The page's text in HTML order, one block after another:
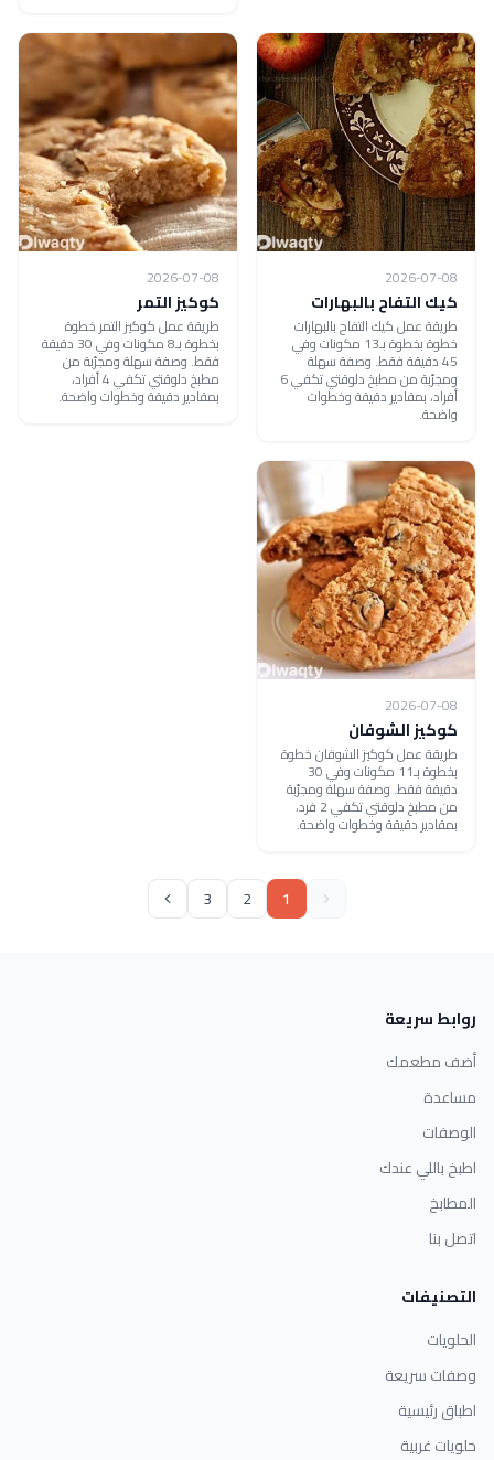
2026-07-08
كيك التفاح بالبهارات
طريقة عمل كيك التفاح بالبهارات
خطوة بخطوة بـ13 مكونات وفي
45 دقيقة فقط. وصفة سهلة
ومجرّبة من مطبخ دلوقتي تكفي 6
أفراد، بمقادير دقيقة وخطوات
واضحة.
2026-07-08
كوكيز التمر
طريقة عمل كوكيز التمر خطوة
بخطوة بـ8 مكونات وفي 30 دقيقة
فقط. وصفة سهلة ومجرّبة من
مطبخ دلوقتي تكفي 4 أفراد،
بمقادير دقيقة وخطوات واضحة.
2026-07-08
كوكيز الشوفان
طريقة عمل كوكيز الشوفان خطوة
بخطوة بـ11 مكونات وفي 30
دقيقة فقط. وصفة سهلة ومجرّبة
من مطبخ دلوقتي تكفي 2 فرد،
بمقادير دقيقة وخطوات واضحة.
1
2
3
روابط سريعة
أضف مطعمك
مساعدة
الوصفات
اطبخ باللي عندك
المطابخ
اتصل بنا
التصنيفات
الحلويات
وصفات سريعة
اطباق رئيسية
حلويات غربية